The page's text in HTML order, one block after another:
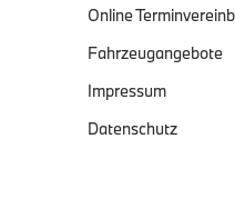
Online
Fahrzeugangebote
Impressum
Datenschutz